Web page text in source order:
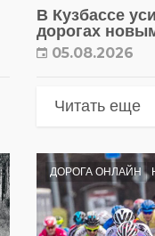
В Кузбассе
дорогах
05.08.2026
Читать еще
ДОРОГА ОНЛАЙН